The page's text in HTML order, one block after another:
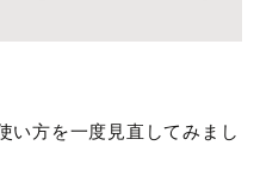
い方を一度見直してみまし